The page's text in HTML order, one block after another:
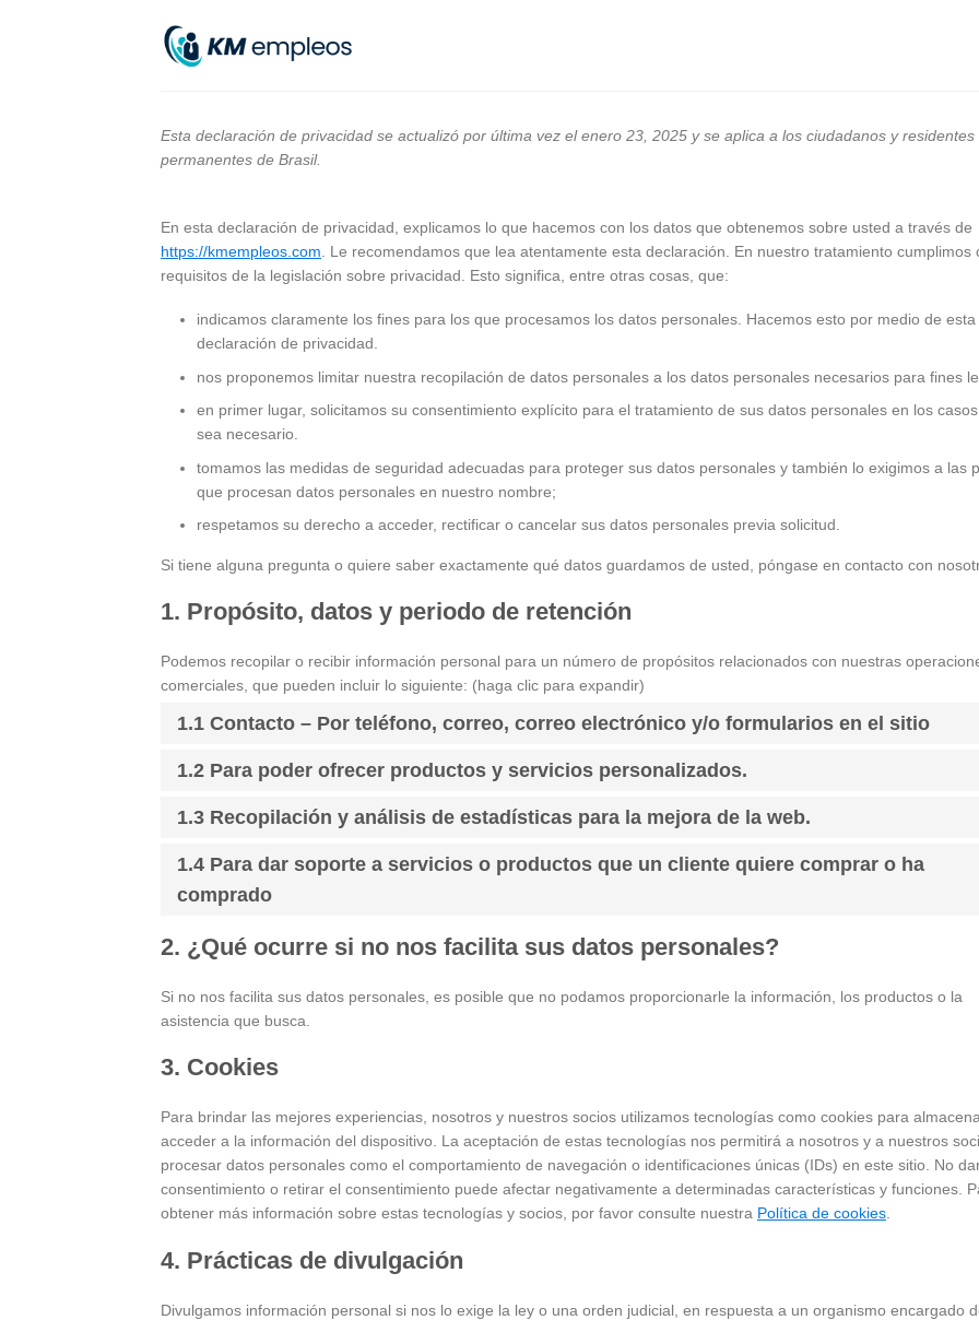
Esta declaración de privacidad se actualizó por última vez el enero 23, 2025 y se aplica a los ciudadanos y residentes
permanentes de Brasil.
En esta declaración de privacidad, explicamos lo que hacemos con los datos que obtenemos sobre usted a través de
https://kmempleos.com . Le recomendamos que lea atentamente esta declaración. En nuestro tratamiento cumplimos
requisitos de la legislación sobre privacidad. Esto significa, entre otras cosas, que:
indicamos claramente los fines para los que procesamos los datos personales. Hacemos esto por medio de esta
declaración de privacidad.
nos proponemos limitar nuestra recopilación de datos personales a los datos personales necesarios para fines
en primer lugar, solicitamos su consentimiento explícito para el tratamiento de sus datos personales en los
sea necesario.
tomamos las medidas de seguridad adecuadas para proteger sus datos personales y también lo exigimos a las
que procesan datos personales en nuestro nombre;
respetamos su derecho a acceder, rectificar o cancelar sus datos personales previa solicitud.
Si tiene alguna pregunta o quiere saber exactamente qué datos guardamos de usted, póngase en contacto con
1. Propósito, datos y periodo de retención
Podemos recopilar o recibir información personal para un número de propósitos relacionados con nuestras
comerciales, que pueden incluir lo siguiente: (haga clic para expandir)
1.1 Contacto – Por teléfono, correo, correo electrónico y/o formularios en el sitio
1.2 Para poder ofrecer productos y servicios personalizados.
1.3 Recopilación y análisis de estadísticas para la mejora de la web.
1.4 Para dar soporte a servicios o productos que un cliente quiere comprar o ha
comprado
2. ¿Qué ocurre si no nos facilita sus datos personales?
Si no nos facilita sus datos personales, es posible que no podamos proporcionarle la información, los productos o la
asistencia que busca.
3. Cookies
Para brindar las mejores experiencias, nosotros y nuestros socios utilizamos tecnologías como cookies para
acceder a la información del dispositivo. La aceptación de estas tecnologías nos permitirá a nosotros y a nuestros
procesar datos personales como el comportamiento de navegación o identificaciones únicas (IDs) en este sitio. No
consentimiento o retirar el consentimiento puede afectar negativamente a determinadas características y funciones.
obtener más información sobre estas tecnologías y socios, por favor consulte nuestra Política de cookies.
4. Prácticas de divulgación
Divulgamos información personal si nos lo exige la ley o una orden judicial, en respuesta a un organismo encargado